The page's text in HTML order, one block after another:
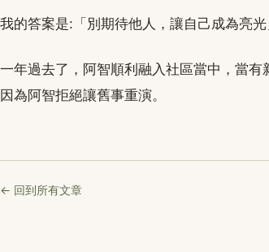
我的答案是:「別期待他人，讓自己成為亮光
一年過去了，阿智順利融入社區當中，當有
因為阿智拒絕讓舊事重演。
← 回到所有文章